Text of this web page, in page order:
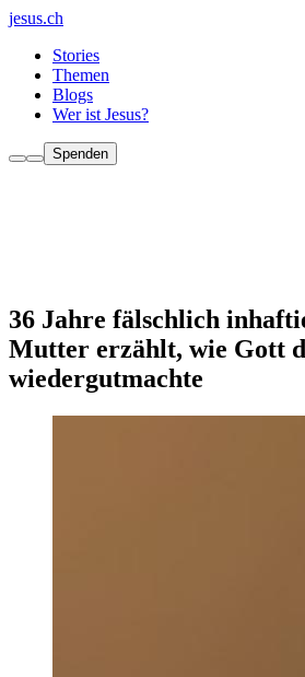
jesus.ch
Stories
Themen
Blogs
Wer ist Jesus?
Spenden
36 Jahre fälschlich
Mutter erzählt, wie Gott
wiedergutmachte